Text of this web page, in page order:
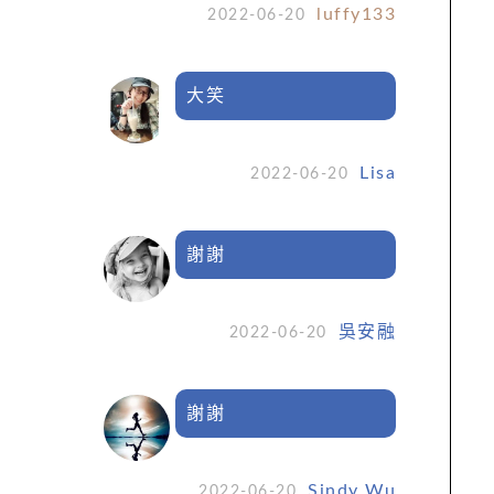
2022-06-20 luffy133
大笑
2022-06-20 Lisa
謝謝
2022-06-20 吳安融
謝謝